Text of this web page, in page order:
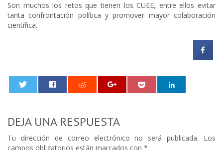
Son muchos los retos que tienen los CUEE, entre ellos evitar
tanta confrontación política y promover mayor colaboración
científica.
DEJA UNA RESPUESTA
Tu dirección de correo electrónico no será publicada.
Los
campos obligatorios están marcados con *